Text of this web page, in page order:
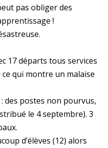
pas obliger des
!
17 départs tous services
qui montre un malaise
des postes non pourvus,
le 4 septembre). 3
d’élèves (12) alors